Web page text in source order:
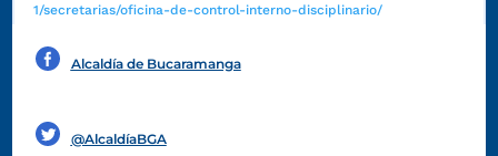
1/secretarias/oficina-de-control-interno-disciplinario/
Alcaldía de Bucaramanga
@AlcaldíaBGA